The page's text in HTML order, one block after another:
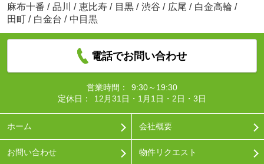
麻布十番 / 品川 / 恵比寿 / 目黒 / 渋谷 / 広尾 / 白金高輪 /
田町 / 白金台 / 中目黒
電話でお問い合わせ
営業時間：
9:30～19:30
定休日：
12月31日・1月1日・2日・3日
ホーム 会社概要
お問い合わせ 物件リクエスト